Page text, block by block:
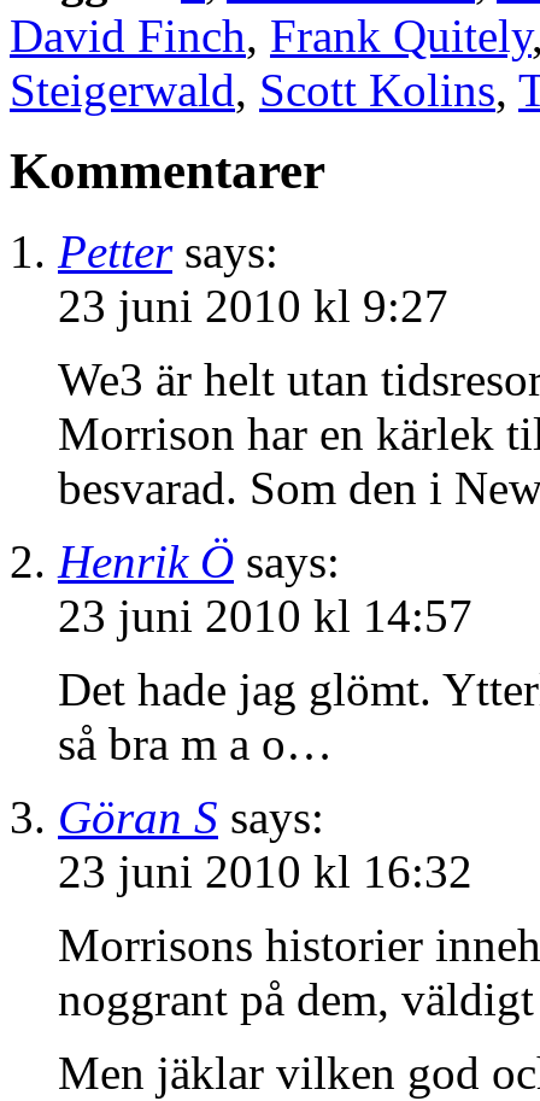
David Finch, Frank Quitely
Steigerwald, Scott Kolins,
Kommentarer
Petter says:
23 juni 2010 kl 9:27
We3 är helt utan
Morrison har en kärlek
besvarad. Som den i
Henrik Ö says:
23 juni 2010 kl 14:57
Det hade jag glömt.
så bra m a o…
Göran S says:
23 juni 2010 kl 16:32
Morrisons historier
noggrant på dem,
Men jäklar vilken god